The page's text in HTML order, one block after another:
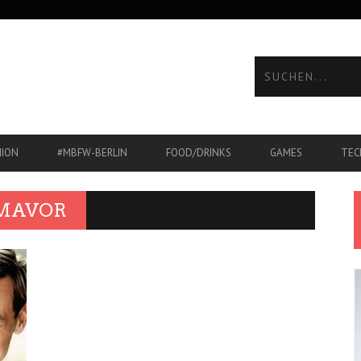
#MBFW-BERLIN FOOD/DRINKS GAMES